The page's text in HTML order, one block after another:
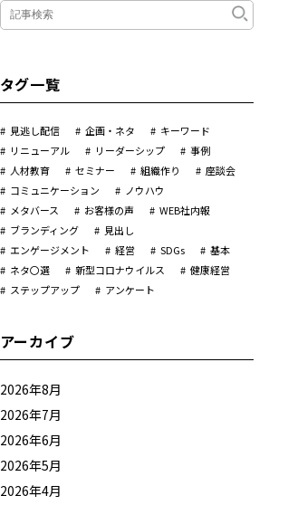
タグ一覧
見逃し配信 企画・ネタ
キーワード
リニューアル
リーダーシップ
事例
人材教育
セミナー 組織作り
座談会
コミュニケーション
ノウハウ
メタバース
お客様の声
WEB社内報
ブランディング
見出し
エンゲージメント
経営 SDGs
基本
ネタ〇選
新型コロナウイルス
健康経営
ステップアップ
アンケート
アーカイブ
2026年8月
2026年7月
2026年6月
2026年5月
2026年4月